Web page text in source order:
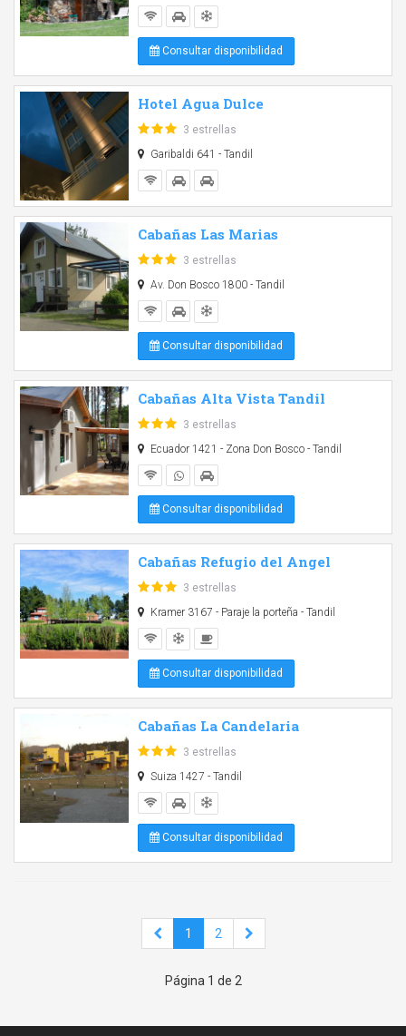
Consultar disponibilidad
Hotel Agua Dulce
3 estrellas
Garibaldi 641 - Tandil
Cabañas Las Marias
3 estrellas
Av. Don Bosco 1800 - Tandil
Consultar disponibilidad
Cabañas Alta Vista Tandil
3 estrellas
Ecuador 1421 - Zona Don Bosco - Tandil
Consultar disponibilidad
Cabañas Refugio del Angel
3 estrellas
Kramer 3167 - Paraje la porteña - Tandil
Consultar disponibilidad
Cabañas La Candelaria
3 estrellas
Suiza 1427 - Tandil
Consultar disponibilidad
1 2
Página 1 de 2